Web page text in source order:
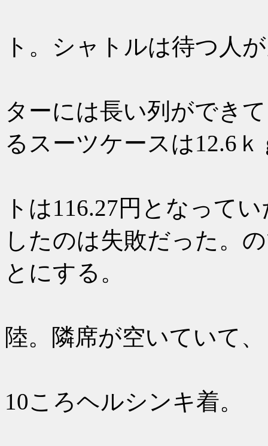
ト。シャトルは待つ人
ターには長い列ができ
るスーツケースは12.6ｋ
トは116.27円となって
したのは失敗だった。
とにする。
陸。隣席が空いていて
10ころヘルシンキ着。